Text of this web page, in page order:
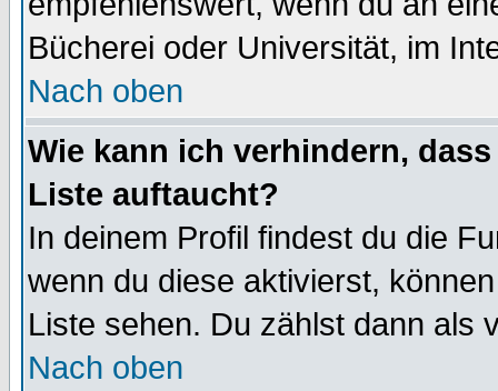
Bücherei oder Universität, im
Nach oben
Wie kann ich verhindern,
Liste auftaucht?
In deinem Profil findest du die
wenn du diese aktivierst,
Liste sehen. Du zählst dann als
Nach oben